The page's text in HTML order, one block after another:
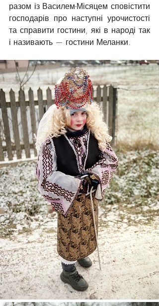
разом із Василем-Місяцем сповістити
господарів про наступні урочистості
та справити гостини, які в народі так
і називають — гостини Меланки.